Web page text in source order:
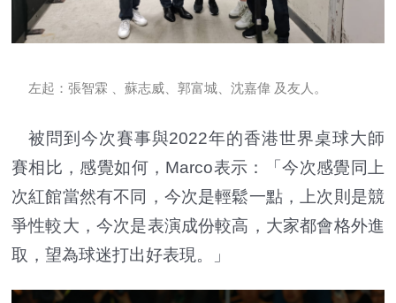
左起： 張智霖 、蘇志威、郭富城、沈嘉偉 及友人。
被問到今次賽事與2022年的香港世界桌球大師
賽相比，感覺如何，Marco表示：「今次感覺同上
次紅館當然有不同，今次是輕鬆一點，上次則是競
爭性較大，今次是表演成份較高，大家都會格外進
取，望為球迷打出好表現。」